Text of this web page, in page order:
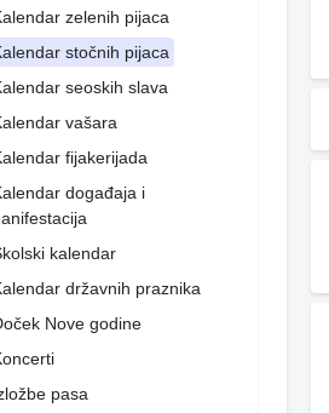
zelenih pijaca
stočnih pijaca
seoskih slava
vašara
fijakerijada
događaja i
kalendar
državnih praznika
Nove godine
pasa